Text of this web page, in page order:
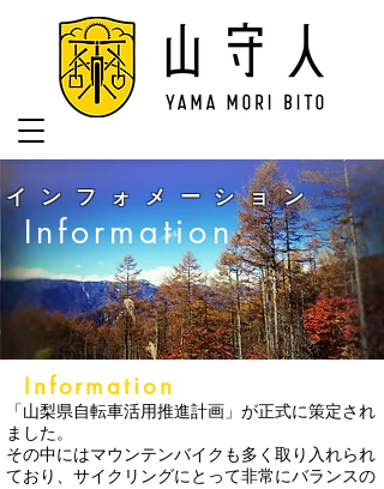
インフォメーション
Information
Information
「山梨県自転車活用推進計画」が正式に策定され
ました。
その中にはマウンテンバイクも多く取り入れられ
ており、サイクリングにとって非常にバランスの